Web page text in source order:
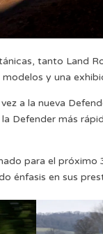
tanto Land
y una
a la nueva
Defender más
para el próximo
énfasis en sus